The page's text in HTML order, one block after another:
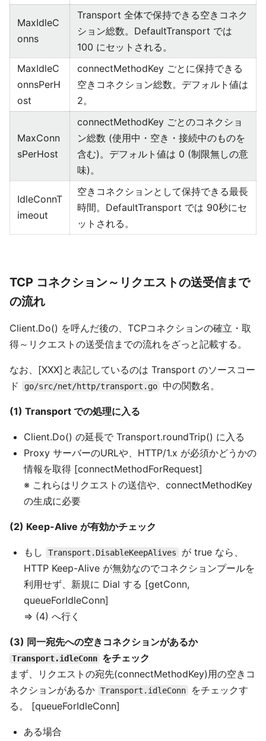
MaxIdleC
onns
Transport 全体で保持できる空きコネク
ション総数。DefaultTransport では
100 にセットされる。
MaxIdleC
onnsPerH
ost
connectMethodKey ごとに保持できる
空きコネクション総数。デフォルト値は
2。
MaxConn
sPerHost
connectMethodKey ごとのコネクショ
ン総数 (使用中・空き・接続中のものを
含む)。デフォルト値は 0 (制限無しの意
味)。
IdleConnT
imeout
空きコネクションとして保持できる最長
時間。DefaultTransport では 90秒にセ
ットされる。
TCP コネクション～リクエストの送受信まで
の流れ
Client.Do() を呼んだ後の、TCPコネクションの確立・取
得～リクエストの送受信までの流れをざっと記載する。
なお、[XXX]と表記しているのは Transport のソースコー
ド
go/src/net/http/transport.go 中の関数名。
(1) Transport での処理に入る
Client.Do() の延長で Transport.roundTrip() に入る
Proxy サーバーのURLや、HTTP/1.x が必須かどうかの
情報を取得 [connectMethodForRequest]
※ これらはリクエストの送信や、connectMethodKey
の生成に必要
(2) Keep-Alive が有効かチェック
もし Transport.DisableKeepAlives
が true なら、
HTTP Keep-Alive が無効なのでコネクションプールを
利用せず、新規に Dial する [getConn,
queueForIdleConn]
⇒ (4) へ行く
(3) 同一宛先への空きコネクションがあるか
Transport.idleConn をチェック
まず、リクエストの宛先(connectMethodKey)用の空きコ
ネクションがあるか Transport.idleConn
をチェックす
る。 [queueForIdleConn]
ある場合